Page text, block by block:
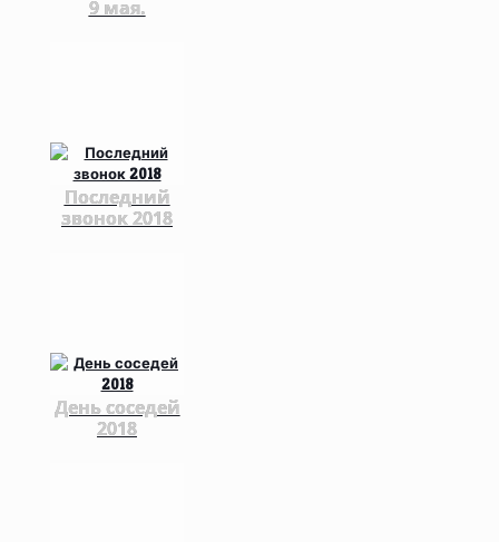
9 мая.
Последний
звонок 2018
День соседей
2018